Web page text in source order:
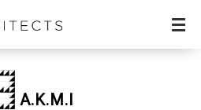
A.K.M.I